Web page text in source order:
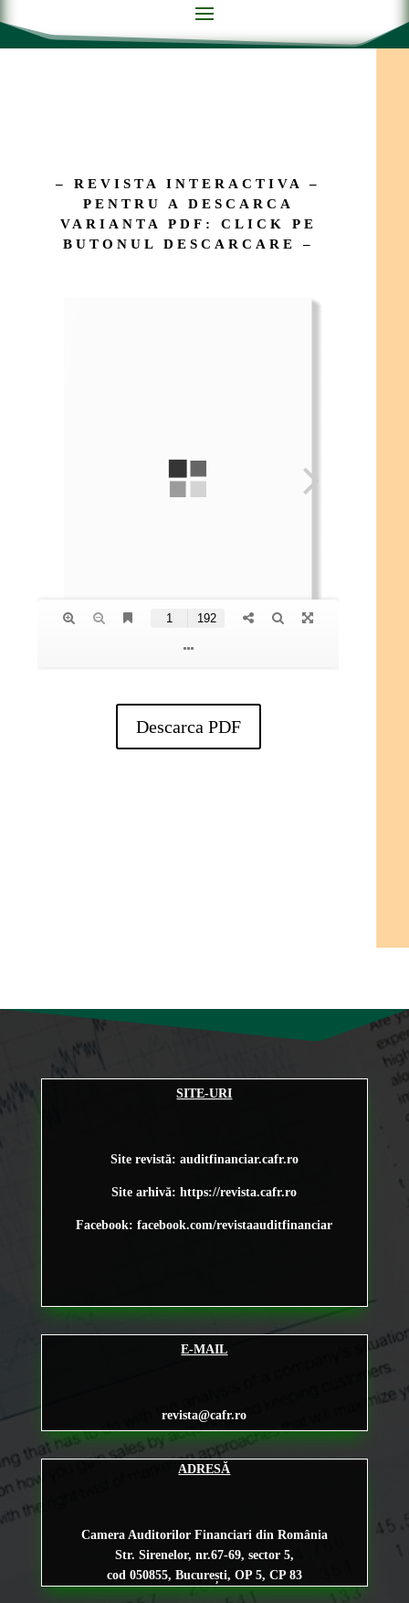
– REVISTA INTERACTIVA –
PENTRU A DESCARCA
VARIANTA PDF: CLICK PE
BUTONUL DESCARCARE –
Descarca PDF
SITE-URI
Site revistă: auditfinanciar.cafr.ro
Site arhivă:https://revista.cafr.ro
Facebook: facebook.com/revistaauditfinanciar
E-MAIL
revista@cafr.ro
ADRESĂ
Camera Auditorilor Financiari din România
Str. Sirenelor, nr.67-69, sector 5,
cod 050855, București, OP 5, CP 83